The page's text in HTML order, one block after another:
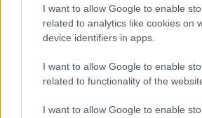
I want to allow Google to enable
related to analytics like cookies on
device identifiers in apps.
I want to allow Google to enable
related to functionality of the
I want to allow Google to enable
Salmo finisce in ospedale a
va avanti: “Sicilia, ci sono”
Jovanotti, Gabry Ponte e
mondo per una notte